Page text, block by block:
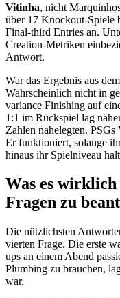
Vitinha, nicht
über 17 Knockout-Spiele
Final-third Entries an.
Creation-Metriken
Antwort.
War das Ergebnis aus
Wahrscheinlich nicht in
variance Finishing auf
1:1 im Rückspiel lag
Zahlen nahelegten.
Er funktioniert, solange
hinaus ihr Spielniveau
Was es wirklich
Fragen zu
Die nützlichsten
vierten Frage. Die erste
ups an einem Abend
Plumbing zu brauchen,
war.